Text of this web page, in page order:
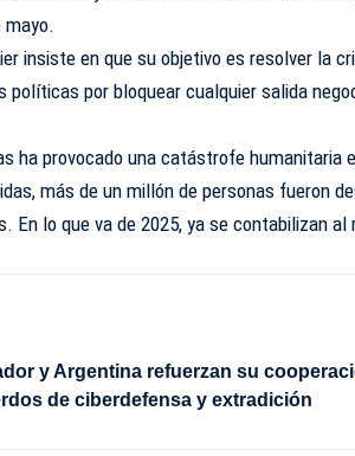
insiste en que su objetivo es resolver la
por bloquear cualquier salida
ha provocado una catástrofe humanitaria
más de un millón de personas fueron
En lo que va de 2025, ya se contabilizan al
y Argentina refuerzan su
de ciberdefensa y extradición